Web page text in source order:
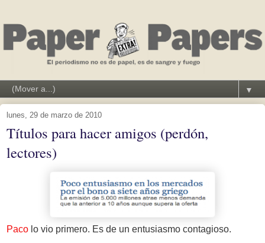
▼
lunes, 29 de marzo de 2010
Títulos para hacer amigos (perdón,
lectores)
Paco lo vio primero. Es de un entusiasmo contagioso.